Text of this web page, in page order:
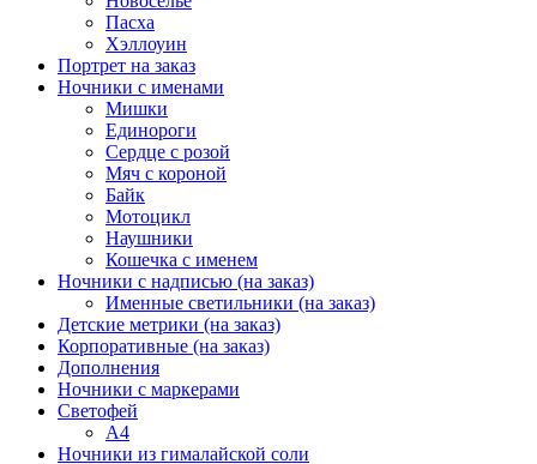
Пасха
Хэллоуин
Портрет на заказ
Ночники с именами
Мишки
Единороги
Сердце с розой
Мяч с короной
Байк
Мотоцикл
Наушники
Кошечка с именем
Ночники с надписью (на заказ)
Именные светильники (на заказ)
Детские метрики (на заказ)
Корпоративные (на заказ)
Дополнения
Ночники с маркерами
Светофей
А4
Ночники из гималайской соли